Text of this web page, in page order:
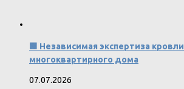
🟩 Независимая экспертиза кровли
многоквартирного дома
07.07.2026